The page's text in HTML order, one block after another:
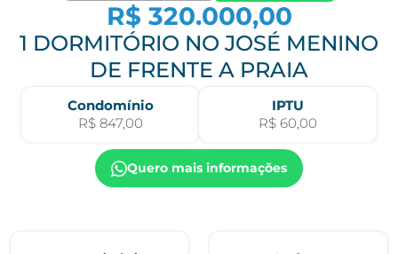
R$ 320.000,00
1 DORMITÓRIO NO JOSÉ MENINO
DE FRENTE A PRAIA
Condomínio
R$ 847,00
IPTU
R$ 60,00
Quero mais informações